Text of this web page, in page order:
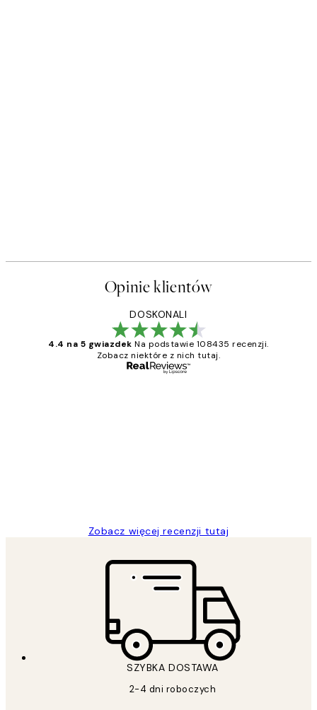
Opinie klientów
DOSKONALI
4.4 na 5 gwiazdek Na podstawie 108435 recenzji.
Zobacz niektóre z nich tutaj.
Zobacz więcej recenzji tutaj
SZYBKA DOSTAWA
2-4 dni roboczych